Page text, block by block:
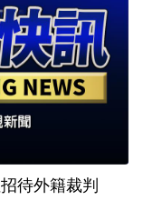
待外籍裁判